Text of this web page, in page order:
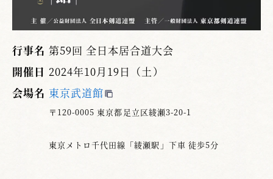
行事名 第59回 全日本居合道大会
開催日 2024年10月19日（土）
会場名 東京武道館
〒120-0005 東京都足立区綾瀬3-20-1
東京メトロ千代田線「綾瀬駅」下車 徒歩5分